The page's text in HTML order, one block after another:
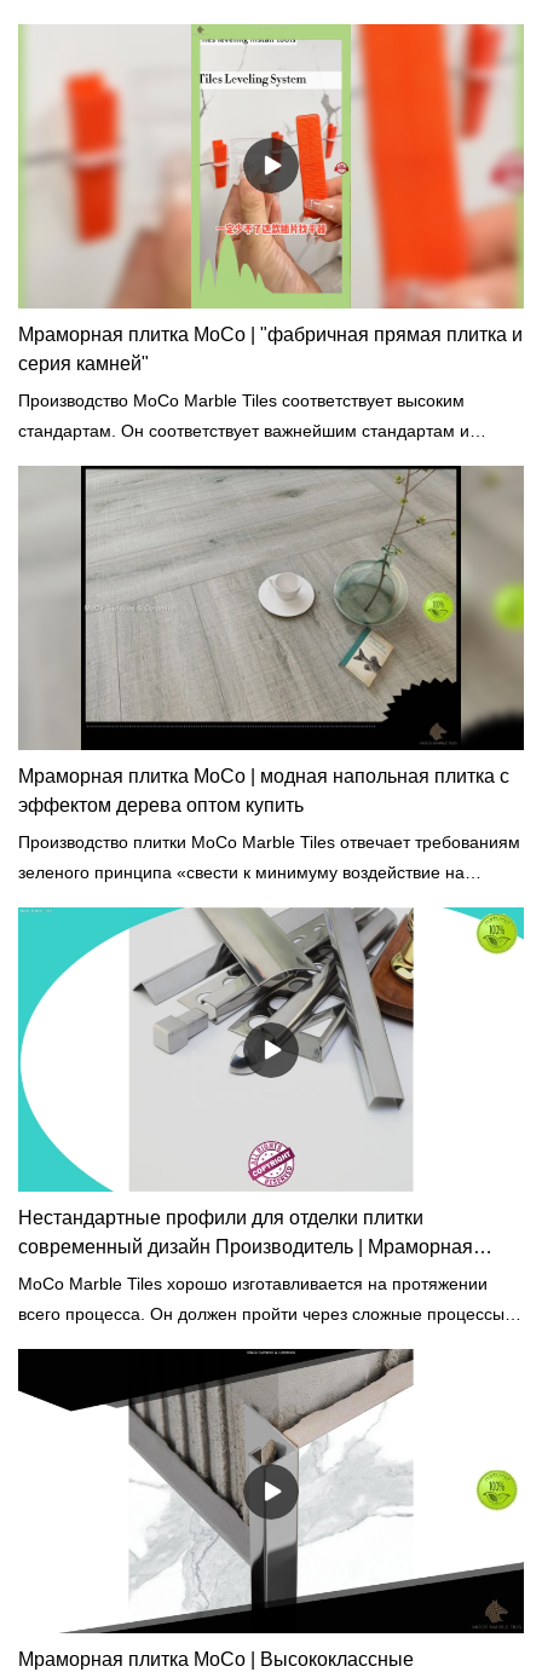
охлаждения и окончательной обработки.
Мраморная плитка MoCo | "фабричная прямая плитка и
серия камней"
Производство MoCo Marble Tiles соответствует высоким
стандартам. Он соответствует важнейшим стандартам и
сертификаты безопасности и защиты окружающей среды.
Мраморная плитка MoCo | модная напольная плитка с
эффектом дерева оптом купить
Производство плитки MoCo Marble Tiles отвечает требованиям
зеленого принципа «свести к минимуму воздействие на
которое соответствует международным стандартам
строительных материалов.
Нестандартные профили для отделки плитки
современный дизайн Производитель | Мраморная
плитка MoCo
MoCo Marble Tiles хорошо изготавливается на протяжении
всего процесса. Он должен пройти через сложные процессы,
окончательная обработка.
Мраморная плитка MoCo | Высококлассные